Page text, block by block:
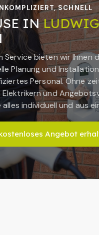
SCHNELL
IN
Service bieten wir Ihnen
Planung und
Personal. Ohne
Elektrikern und
individuell und aus
Angebot